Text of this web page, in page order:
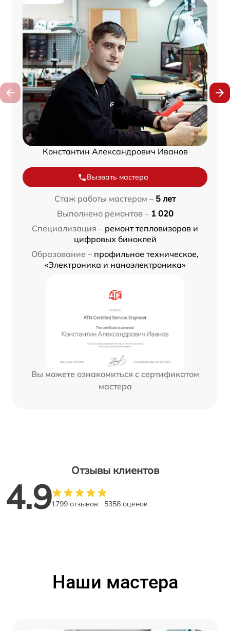
Константин Александрович Иванов
Вызвать мастера
Стаж работы мастером – 5 лет
Выполнено ремонтов – 1 020
Специализация – ремонт тепловизоров и
цифровых биноклей
Образование – профильное техническое,
«Электроника и наноэлектроника»
Вы можете ознакомиться с сертификатом
мастера
Отзывы клиентов
4.91799 отзывов 5358 оценок
Наши мастера